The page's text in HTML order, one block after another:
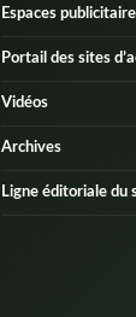
Espaces
Portail des sites
Vidéos
Archives
Ligne éditoriale du